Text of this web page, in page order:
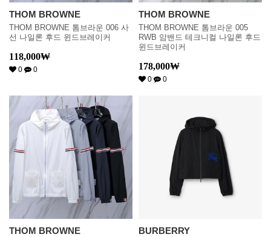
THOM BROWNE
THOM BROWNE 톰브라운 006 사
선 나일론 후드 윈드브레이커
118,000₩
0 0
THOM BROWNE
THOM BROWNE 톰브라운 005
RWB 암밴드 테크니컬 나일론 후드
윈드브레이커
178,000₩
0 0
THOM BROWNE BURBERRY